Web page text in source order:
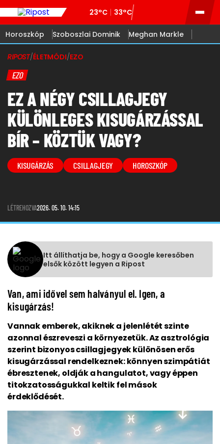
23°C 33°C
Horoszkóp Szoboszlai Dominik Meghan Markle
RIPOST/ÉLETMÓDI/EZO
EZO
EZ A NÉGY CSILLAGJEGY
KÜLÖNLEGES KISUGÁRZÁSSAL
BÍR – KÖZTÜK VAGY?
KISUGÁRZÁS CSILLAGJEGY HOROSZKÓP
LÉTREHOZVA2026. 05. 10. 14:15
Itt állíthatja be, hogy a Google keresőben
elsők között legyen a Ripost
Van, ami idővel sem halványul el. Igen, a
kisugárzás!
Vannak emberek, akiknek a jelenlétét szinte
azonnal észreveszi a környezetük. Az asztrológia
szerint bizonyos csillagjegyek különösen erős
kisugárzással rendelkeznek: könnyen szimpátiát
ébresztenek, oldják a hangulatot, vagy éppen
titokzatosságukkal keltik fel mások
érdeklődését.